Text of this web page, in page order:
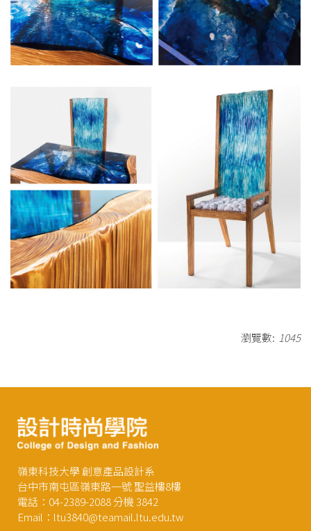
瀏覽數: 1045
嶺東科技大學 創意產品設計系
台中市南屯區嶺東路一號 聖益樓8樓
電話：04-2389-2088 分機 3842
Email：ltu3840@teamail.ltu.edu.tw